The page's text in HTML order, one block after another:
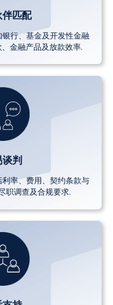
匹配
行、基金及开发性金融
金融产品及放款效率.
判
率、费用、契约条款与
职调查及合规要求.